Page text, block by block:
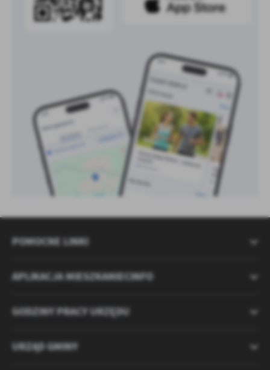
POMOCNE LINKI
APLIKACJA MIESZKANIECINFO
GODZINY PRACY URZĘDU
URZĄD GMINY